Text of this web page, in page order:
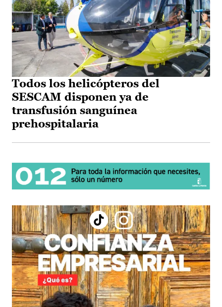
Todos los helicópteros del
SESCAM disponen ya de
transfusión sanguínea
prehospitalaria